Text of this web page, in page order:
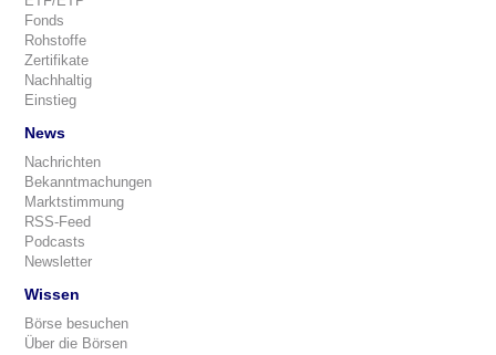
Fonds
Rohstoffe
Zertifikate
Nachhaltig
Einstieg
News
Nachrichten
Bekanntmachungen
Marktstimmung
RSS-Feed
Podcasts
Newsletter
Wissen
Börse besuchen
Über die Börsen